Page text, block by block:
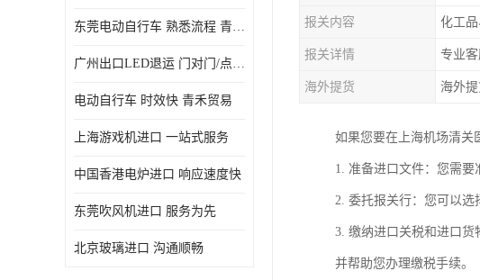
东莞电动自行车 熟悉流程 青禾贸易
广州出口LED退运 门对门/点对点
电动自行车 时效快 青禾贸易
上海游戏机进口 一站式服务
中国香港电炉进口 响应速度快
东莞吹风机进口 服务为先
北京玻璃进口 沟通顺畅
报关内容 化工
报关详情 专业
海外提货 海外
如果您要在上海机场清关
1. 准备进口文件：您需要
2. 委托报关行：您可以选
3. 缴纳进口关税和进口
并帮助您办理缴税手续。